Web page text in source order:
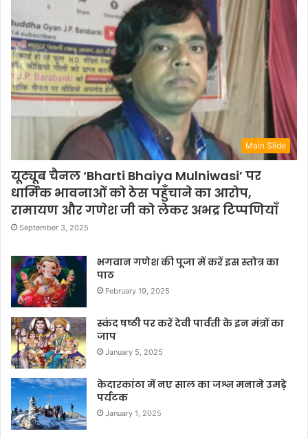
Main Slide
यूट्यूब चैनल ‘Bharti Bhaiya Mulniwasi’ पर
धार्मिक भावनाओं को ठेस पहुँचाने का आरोप,
रामायण और गणेश जी को लेकर अभद्र टिप्पणियाँ
September 3, 2025
भगवान गणेश की पूजा में करें इस स्तोत्र का
पाठ
February 19, 2025
स्कंद षष्ठी पर करें देवी पार्वती के इन मंत्रों का
जाप
January 5, 2025
केदारकांठा में नए साल का जश्न मनाने उमड़े
पर्यटक
January 1, 2025